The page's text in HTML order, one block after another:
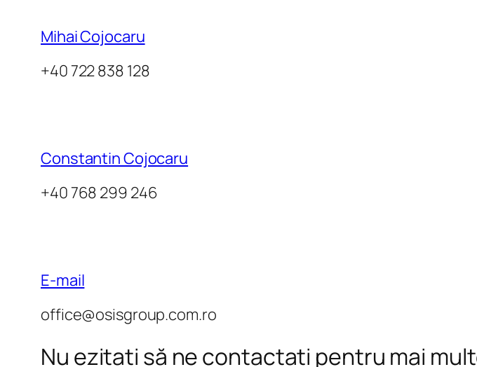
Mihai Cojocaru
+40 722 838 128
Constantin Cojocaru
+40 768 299 246
E-mail
office@osisgroup.com.ro
Nu ezitați să ne contactați pentru mai